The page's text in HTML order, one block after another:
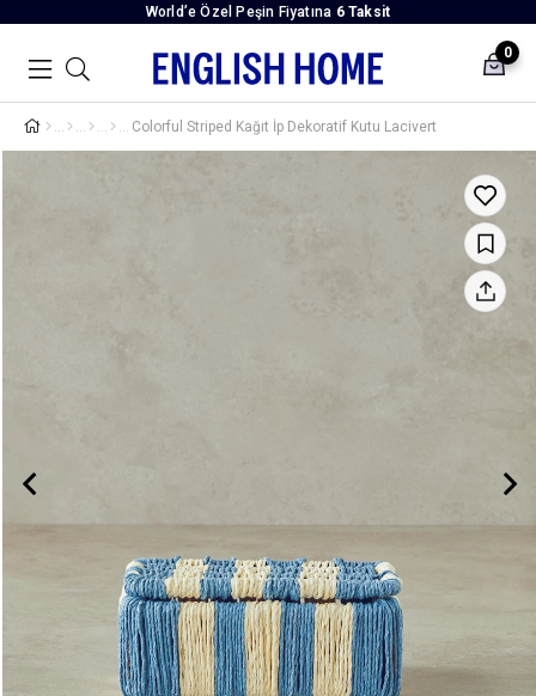
World’e Özel Peşin Fiyatına 6 Taksit
0
Colorful Striped Kağıt İp Dekoratif Kutu Lacivert